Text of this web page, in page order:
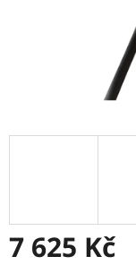
7 625 Kč